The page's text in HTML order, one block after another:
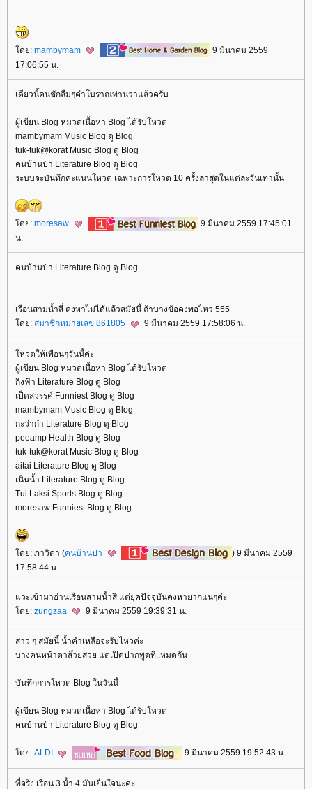
ดย: mambymam
9 มีนาคม 2559
17:06:55 น.
เดียวนี้คนชักลืมๆคำโบราณท่านว่าแล้วครับ
ผู้เขียน Blog หมวดเนื้อหา Blog ได้รับโหวต
mambymam Music Blog ดู Blog
tuk-tuk@korat Music Blog ดู Blog
คนบ้านป่า Literature Blog ดู Blog
ระบบจะบันทึกคะแนนโหวต เฉพาะการโหวต 10 ครั้งล่าสุดในแต่ละวันเท่านั้น
ดย: moresaw
9 มีนาคม 2559 17:45:01
น.
คนบ้านป่า Literature Blog ดู Blog
เรือนสามน้ำสี่ คงหาไม่ได้แล้วสมัยนี้ ถ้าบางข้อคงพอไหว 555
ดย: สมาชิกหมายเลข 861805 9 มีนาคม 2559 17:58:06 น.
หวตให้เพื่อนๆวันนี้ค่ะ
ผู้เขียน Blog หมวดเนื้อหา Blog ได้รับโหวต
กิ่งฟ้า Literature Blog ดู Blog
เป็ดสวรรค์ Funniest Blog ดู Blog
mambymam Music Blog ดู Blog
กะว่าก๋า Literature Blog ดู Blog
peeamp Health Blog ดู Blog
tuk-tuk@korat Music Blog ดู Blog
aitai Literature Blog ดู Blog
เนินน้ำ Literature Blog ดู Blog
Tui Laksi Sports Blog ดู Blog
moresaw Funniest Blog ดู Blog
ดย: ภาวิดา (คนบ้านป่า
) 9 มีนาคม 2559
17:58:44 น.
วะเข้ามาอ่านเรือนสามน้ำสี่ แต่ยุคปัจจุบันคงหายากแน่ๆค่ะ
ดย: zungzaa 9 มีนาคม 2559 19:39:31 น.
สาว ๆ สมัยนี้ น้ำคำเหลือจะรับไหวค่ะ
บางคนหน้าตาส๊วยสวย แต่เปิดปากพูดที..หมดกัน
บันทึกการโหวต Blog ในวันนี้
ผู้เขียน Blog หมวดเนื้อหา Blog ได้รับโหวต
คนบ้านป่า Literature Blog ดู Blog
ดย: ALDI 9 มีนาคม 2559 19:52:43 น.
ที่จริง เรือน 3 น้ำ 4 มันเย็นใจนะคะ